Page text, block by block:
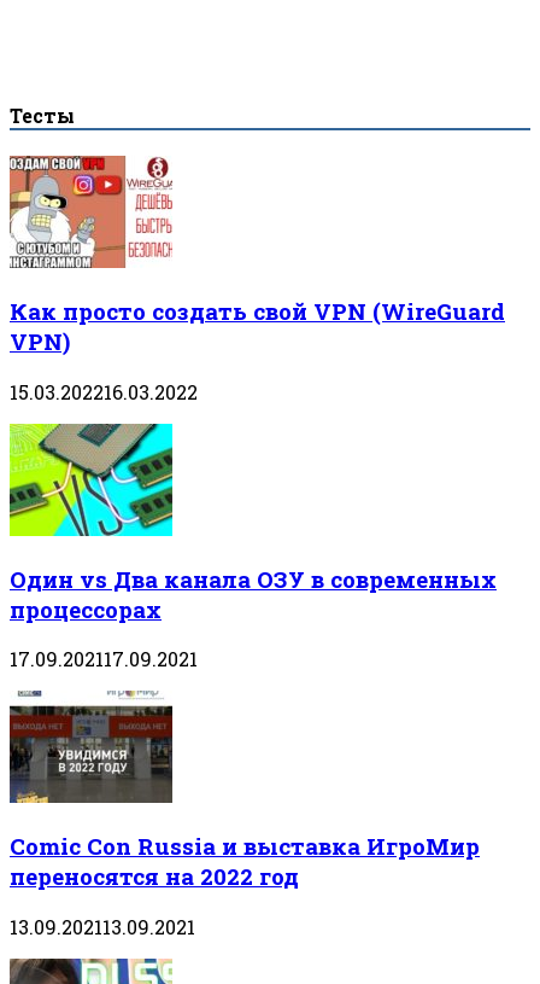
Тесты
Как просто создать свой VPN (WireGuard
VPN)
15.03.202216.03.2022
Один vs Два канала ОЗУ в современных
процессорах
17.09.202117.09.2021
Comic Con Russia и выставка ИгроМир
переносятся на 2022 год
13.09.202113.09.2021